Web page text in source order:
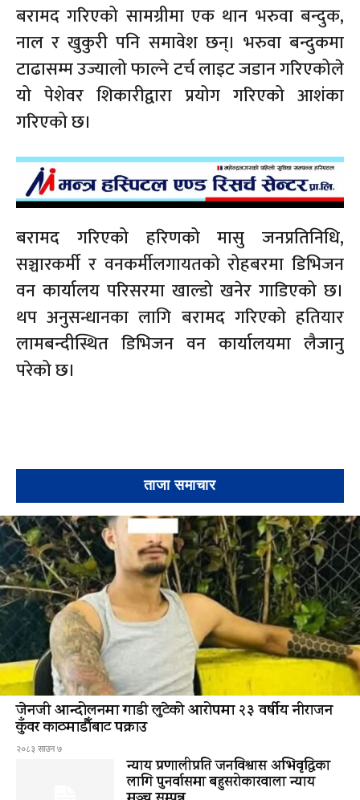
बरामद गरिएको सामग्रीमा एक थान भरुवा बन्दुक,
नाल र खुकुरी पनि समावेश छन्। भरुवा बन्दुकमा
टाढासम्म उज्यालो फाल्ने टर्च लाइट जडान गरिएकोले
यो पेशेवर शिकारीद्वारा प्रयोग गरिएको आशंका
गरिएको छ।
बरामद गरिएको हरिणको मासु जनप्रतिनिधि,
सञ्चारकर्मी र वनकर्मीलगायतको रोहबरमा डिभिजन
वन कार्यालय परिसरमा खाल्डो खनेर गाडिएको छ।
थप अनुसन्धानका लागि बरामद गरिएको हतियार
लामबन्दीस्थित डिभिजन वन कार्यालयमा लैजानु
परेको छ।
ताजा समाचार
जेनजी आन्दोलनमा गाडी लुटेको आरोपमा २३ वर्षीय नीराजन
कुँवर काठमाडौँबाट पक्राउ
२०८३ साउन ७
न्याय प्रणालीप्रति जनविश्वास अभिवृद्धिका
लागि पुनर्वासमा बहुसरोकारवाला न्याय